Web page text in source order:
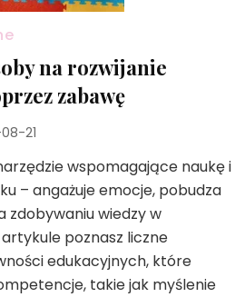
na rozwijanie
zabawę
21
wspomagające naukę i
– angażuje emocje, pobudza
zdobywaniu wiedzy w
poznasz liczne
edukacyjnych, które
takie jak myślenie